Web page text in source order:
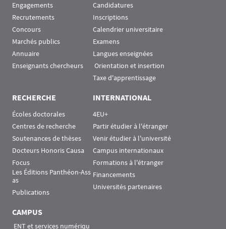
Engagements
Recrutements
Concours
Marchés publics
Annuaire
Enseignants chercheurs
Candidatures
Inscriptions
Calendrier universitaire
Examens
Langues enseignées
Orientation et insertion
Taxe d'apprentissage
RECHERCHE
Écoles doctorales
Centres de recherche
Soutenances de thèses
Docteurs Honoris Causa
Focus
Les Éditions Panthéon-Ass
as
Publications
INTERNATIONAL
4EU+
Partir étudier à l'étranger
Venir étudier à l'université
Campus internationaux
Formations à l'étranger
Financements
Universités partenaires
CAMPUS